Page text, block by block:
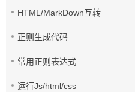
HTML/MarkDown互转
正则生成代码
常用正则表达式
运行Js/html/css